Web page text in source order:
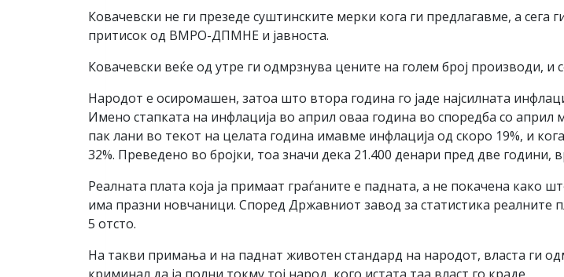
Ковачевски не ги презеде суштинските мерки кога ги предлагавме, а
притисок од ВМРО-ДПМНЕ и јавноста.
Ковачевски веќе од утре ги одмрзнува цените на голем број производи, и
Народот е осиромашен, затоа што втора година го јаде најсилната
Имено стапката на инфлација во април оваа година во споредба со април
пак лани во текот на целата година имавме инфлација од скоро 19%, и
32%. Преведено во бројки, тоа значи дека 21.400 денари пред две години,
Реалната плата која ја примаат граѓаните е падната, а не покачена како
има празни новчаници. Според Државниот завод за статистика реалните
5 отсто.
На такви примања и на паднат животен стандард на народот, власта ги